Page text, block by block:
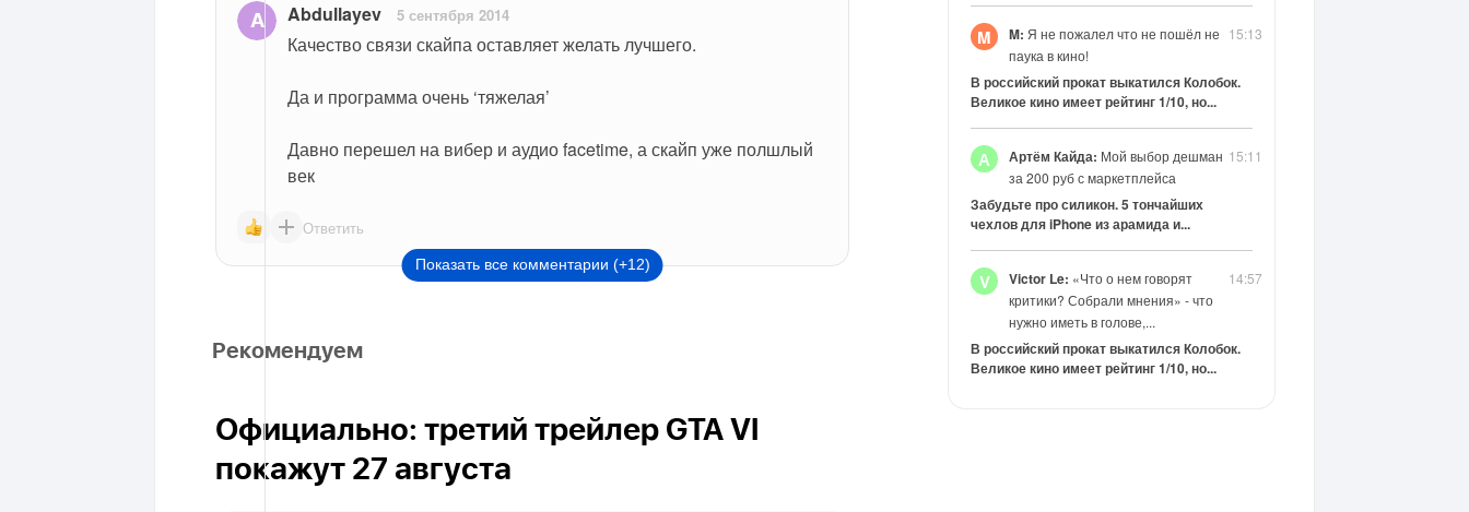
Abdullayev 5 сентября 2014
Качество связи скайпа оставляет желать лучшего.
Да и программа очень ‘тяжелая’
Давно перешел на вибер и аудио facetime, а скайп уже полшлый
век
Ответить
Показать все комментарии (+12)
Рекомендуем
Официально: третий трейлер GTA VI
покажут 27 августа
15:13
M M: Я не пожалел что не пошёл не
паука в кино!
В российский прокат выкатился Колобок.
Великое кино имеет рейтинг 1/10, но...
15:11
А Артём Кайда: Мой выбор дешман
за 200 руб с маркетплейса
Забудьте про силикон. 5 тончайших
чехлов для iPhone из арамида и...
14:57
V Victor Le: «Что о нем говорят
критики? Собрали мнения» - что
нужно иметь в голове,...
В российский прокат выкатился Колобок.
Великое кино имеет рейтинг 1/10, но...